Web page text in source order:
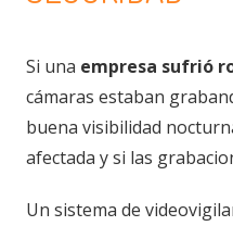
Si una empresa sufrió
cámaras estaban
buena visibilidad
afectada y si las
Un sistema de